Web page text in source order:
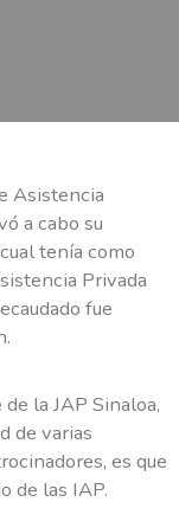
Asistencia
a cabo su
tenía como
Privada
fue
la JAP Sinaloa,
de varias
es que
de las IAP.